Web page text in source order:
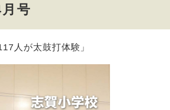
号
人が太鼓打体験」